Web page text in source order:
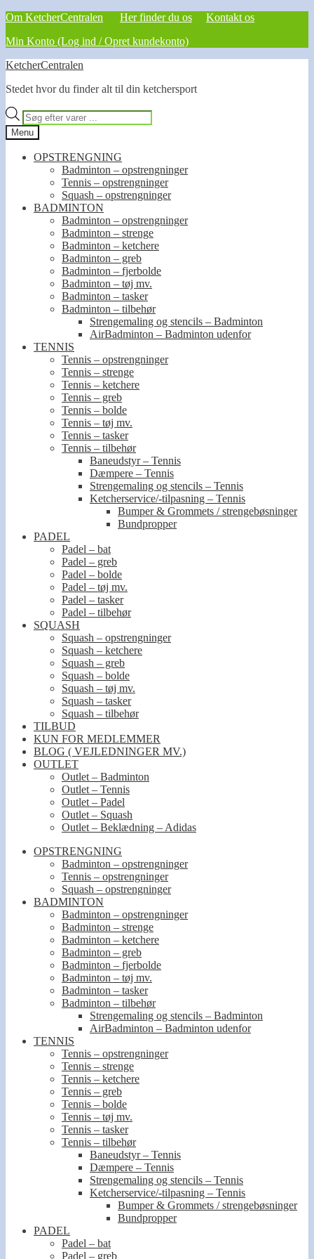
Om KetcherCentralen Her finder du os
Kontakt os
Min Konto (Log ind / Opret kundekonto)
Spring
navigation
Spring
indhold
KetcherCentralen
Stedet hvor du finder alt til din ketchersport
Products
search
Menu
OPSTRENGNING
Badminton – opstrengninger
Tennis – opstrengninger
Squash – opstrengninger
BADMINTON
Badminton – opstrengninger
Badminton – strenge
Badminton – ketchere
Badminton – greb
Badminton – fjerbolde
Badminton – tøj mv.
Badminton – tasker
Badminton – tilbehør
Strengemaling og stencils – Badminton
AirBadminton – Badminton udenfor
TENNIS
Tennis – opstrengninger
Tennis – strenge
Tennis – ketchere
Tennis – greb
Tennis – bolde
Tennis – tøj mv.
Tennis – tasker
Tennis – tilbehør
Baneudstyr – Tennis
Dæmpere – Tennis
Strengemaling og stencils – Tennis
Ketcherservice/-tilpasning – Tennis
Bumper & Grommets / strengebøsninger
Bundpropper
PADEL
Padel – bat
Padel – greb
Padel – bolde
Padel – tøj mv.
Padel – tasker
Padel – tilbehør
SQUASH
Squash – opstrengninger
Squash – ketchere
Squash – greb
Squash – bolde
Squash – tøj mv.
Squash – tasker
Squash – tilbehør
TILBUD
KUN FOR MEDLEMMER
BLOG ( VEJLEDNINGER MV.)
OUTLET
Outlet – Badminton
Outlet – Tennis
Outlet – Padel
Outlet – Squash
Outlet – Beklædning – Adidas
OPSTRENGNING
Badminton – opstrengninger
Tennis – opstrengninger
Squash – opstrengninger
BADMINTON
Badminton – opstrengninger
Badminton – strenge
Badminton – ketchere
Badminton – greb
Badminton – fjerbolde
Badminton – tøj mv.
Badminton – tasker
Badminton – tilbehør
Strengemaling og stencils – Badminton
AirBadminton – Badminton udenfor
TENNIS
Tennis – opstrengninger
Tennis – strenge
Tennis – ketchere
Tennis – greb
Tennis – bolde
Tennis – tøj mv.
Tennis – tasker
Tennis – tilbehør
Baneudstyr – Tennis
Dæmpere – Tennis
Strengemaling og stencils – Tennis
Ketcherservice/-tilpasning – Tennis
Bumper & Grommets / strengebøsninger
Bundpropper
PADEL
Padel – bat
Padel – greb